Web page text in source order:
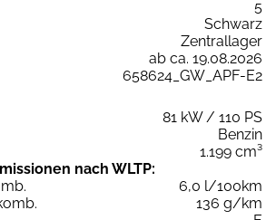
5
Schwarz
Zentrallager
ab ca. 19.08.2026
658624_GW_APF-E2
81 kW / 110 PS
Benzin
1.199 cm³
nach WLTP:
6,0 l/100km
136 g/km